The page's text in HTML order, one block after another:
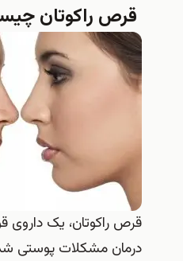
قرص راکوتان
قرص راکوتان، یک داروی
درمان مشکلات پوستی